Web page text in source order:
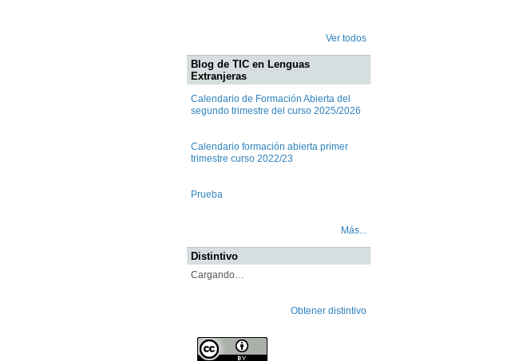
Ver todos
Blog de TIC en Lenguas
Extranjeras
Calendario de Formación Abierta del
segundo trimestre del curso 2025/2026
Calendario formación abierta primer
trimestre curso 2022/23
Prueba
Más...
Distintivo
Cargando…
Obtener distintivo